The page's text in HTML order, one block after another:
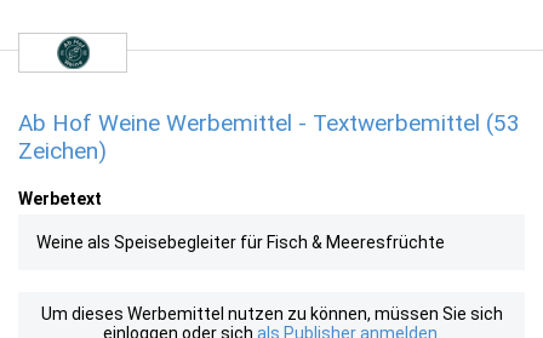
Ab Hof Weine Werbemittel - Textwerbemittel (53
Zeichen)
Werbetext
Weine als Speisebegleiter für Fisch & Meeresfrüchte
Um dieses Werbemittel nutzen zu können, müssen Sie sich
einloggen oder sich als Publisher anmelden